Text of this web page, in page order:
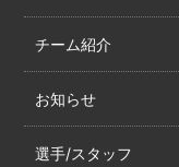
チーム紹介
お知らせ
選手/スタッフ